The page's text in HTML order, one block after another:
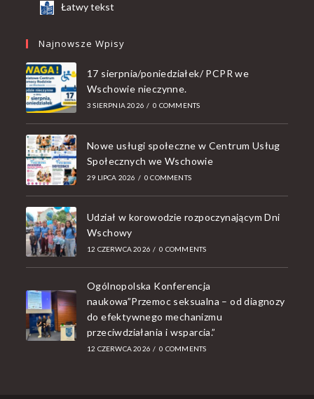
Łatwy tekst
Najnowsze Wpisy
17 sierpnia/poniedziałek/ PCPR we
Wschowie nieczynne.
3 SIERPNIA 2026 / 0 COMMENTS
Nowe usługi społeczne w Centrum Usług
Społecznych we Wschowie
29 LIPCA 2026 / 0 COMMENTS
Udział w korowodzie rozpoczynającym Dni
Wschowy
12 CZERWCA 2026 / 0 COMMENTS
Ogólnopolska Konferencja
naukowa”Przemoc seksualna – od diagnozy
do efektywnego mechanizmu
przeciwdziałania i wsparcia.”
12 CZERWCA 2026 / 0 COMMENTS